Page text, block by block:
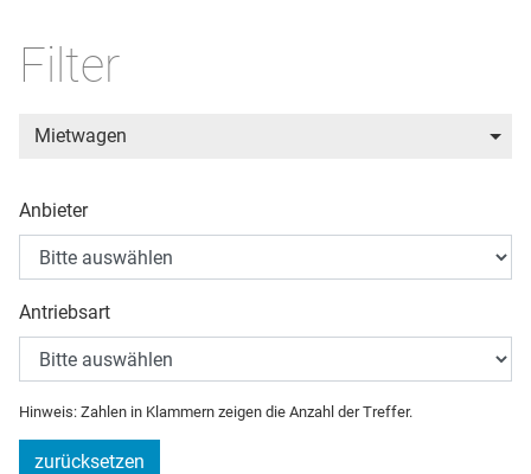
Filter
Mietwagen
Anbieter
Antriebsart
Hinweis: Zahlen in Klammern zeigen die Anzahl der Treffer.
zurücksetzen